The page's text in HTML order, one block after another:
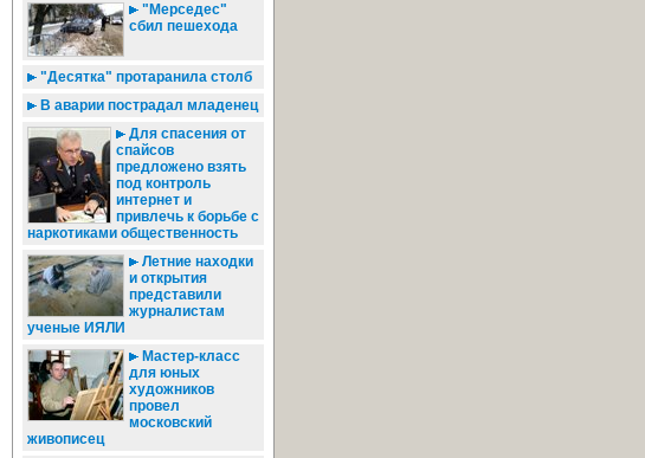
"Мерседес"
сбил пешехода
"Десятка" протаранила столб
В аварии пострадал младенец
Для спасения от
спайсов
предложено взять
под контроль
интернет и
привлечь к борьбе с
наркотиками общественность
Летние находки
и открытия
представили
журналистам
ученые ИЯЛИ
Мастер-класс
для юных
художников
провел
московский
живописец